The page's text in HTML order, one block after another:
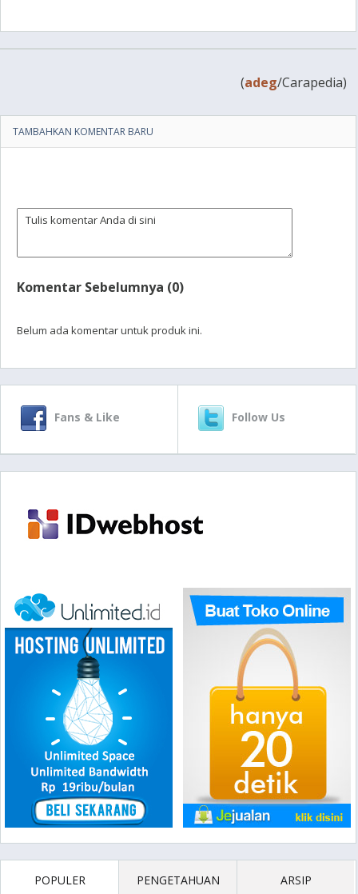
(adeg/Carapedia)
TAMBAHKAN KOMENTAR BARU
Komentar Sebelumnya (0)
Belum ada komentar untuk produk ini.
Fans & Like Follow Us
POPULER PENGETAHUAN ARSIP